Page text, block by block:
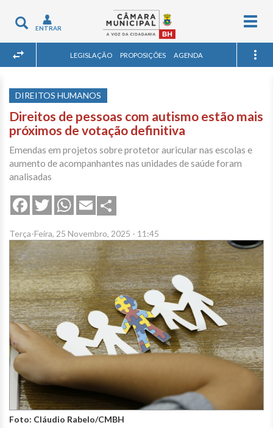
Toggle
navigation
ENTRAR
LEGISLAÇÃO PROPOSIÇÕES AGENDA
DIREITOS HUMANOS
Direitos de pessoas com autismo estão mais
próximos de votação definitiva
Emendas em projetos sobre protetor auricular nas escolas e
aumento de acompanhantes nas unidades de saúde foram
analisadas
FacebookTwitterWhatsApp
Email
Terça-Feira, 25 Novembro, 2025 - 11:45
Foto: Cláudio Rabelo/CMBH